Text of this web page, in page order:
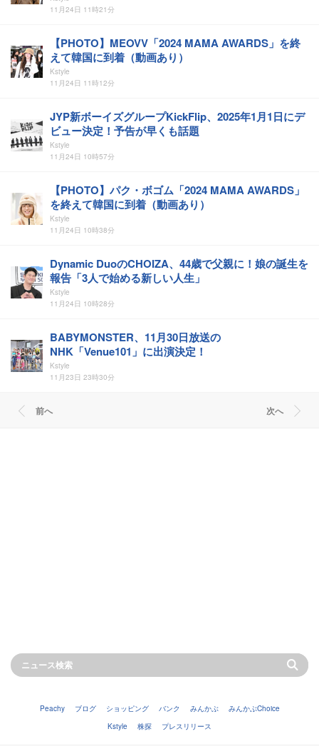
11月24日 11時21分
【PHOTO】MEOVV「2024 MAMA AWARDS」を終
えて韓国に到着（動画あり）
Kstyle
11月24日 11時12分
JYP新ボーイズグループKickFlip、2025年1月1日にデ
ビュー決定！予告が早くも話題
Kstyle
11月24日 10時57分
【PHOTO】パク・ボゴム「2024 MAMA AWARDS」
を終えて韓国に到着（動画あり）
Kstyle
11月24日 10時38分
Dynamic DuoのCHOIZA、44歳で父親に！娘の誕生を
報告「3人で始める新しい人生」
Kstyle
11月24日 10時28分
BABYMONSTER、11月30日放送の
NHK「Venue101」に出演決定！
Kstyle
11月23日 23時30分
前へ 次へ
Peachy ブログ ショッピング バンク みんかぶ
みんかぶChoice
Kstyle
株探 プレスリリース